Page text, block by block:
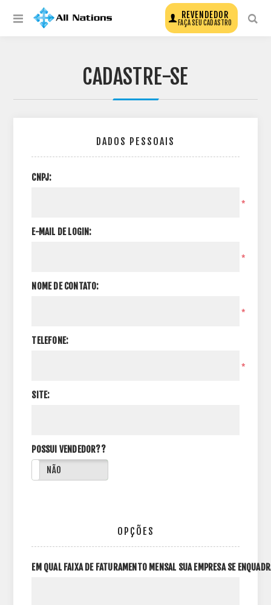
REVENDEDOR
FAÇA SEU CADASTRO
CADASTRE-SE
DADOS PESSOAIS
CNPJ:
*
E-MAIL DE LOGIN:
*
NOME DE CONTATO:
*
TELEFONE:
*
SITE:
POSSUI VENDEDOR??
NÃO
OPÇÕES
EM QUAL FAIXA DE FATURAMENTO MENSAL SUA EMPRESA SE